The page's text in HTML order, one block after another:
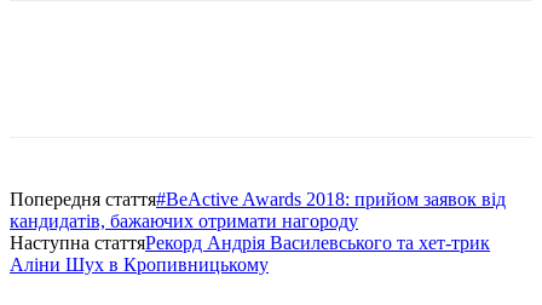
Попередня стаття#BeActive Awards 2018: прийом заявок від
кандидатів, бажаючих отримати нагороду
Наступна статтяРекорд Андрія Василевського та хет-трик
Аліни Шух в Кропивницькому